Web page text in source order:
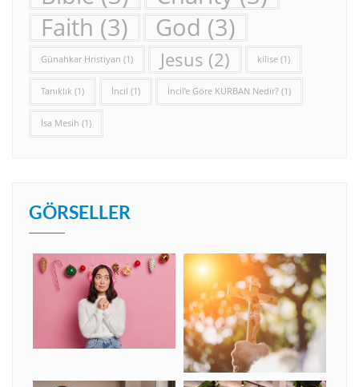
Faith (3) God (3)
Günahkar Hristiyan (1) Jesus (2) kilise (1)
Tanıklık (1) İncil (1) İncil’e Göre KURBAN Nedir? (1)
İsa Mesih (1)
GÖRSELLER